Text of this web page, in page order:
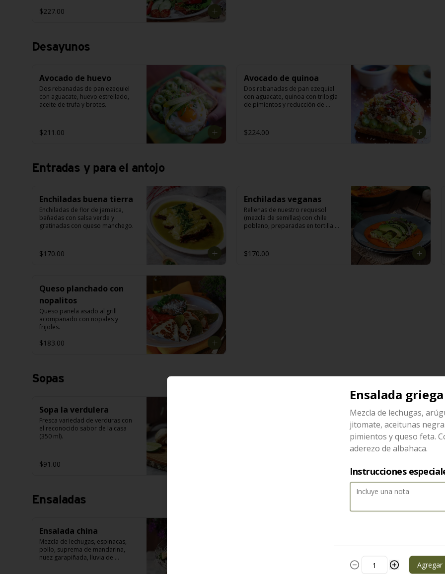
jamaica, fresa, piña, papaya,
$227.00
Desayunos
Avocado de huevo
Dos rebanadas de pan ezequiel
con aguacate, huevo estrellado,
aceite de trufa y brotes.
$211.00
Avocado de quinoa
Dos rebanadas de pan ezequiel
con aguacate, quinoa con trilogía
de pimientos y reducción de
$224.00
Entradas y para el antojo
Enchiladas buena tierra
Enchiladas de flor de jamaica,
bañadas con salsa verde y
gratinadas con queso manchego.
$170.00
Enchiladas veganas
Rellenas de nuestro requesol
(mezcla de semillas) con chile
poblano, preparadas en tortilla de
morada, aguacate y salsa vegana
(3 piezas).
$170.00
Queso planchado con
nopalitos
Queso panela asado al grill
acompañado con nopales y
frijoles.
$183.00
Sopas
Sopa la verdulera
Fresca variedad de verduras con
el reconocido sabor de la casa
(350 ml).
$91.00
Ensaladas
Ensalada china
Mezcla de lechugas, espinacas,
pollo, suprema de mandarina,
nuez garapiñada, lluvia de
Ensalada griega
Mezcla de lechugas,
jitomate, aceitunas
pimientos y queso feta.
aderezo de albahaca.
Instrucciones
Agregar